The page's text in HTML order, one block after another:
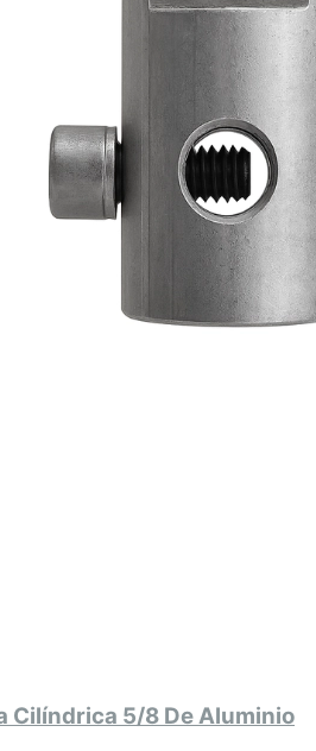
Cilíndrica 5/8 De Aluminio